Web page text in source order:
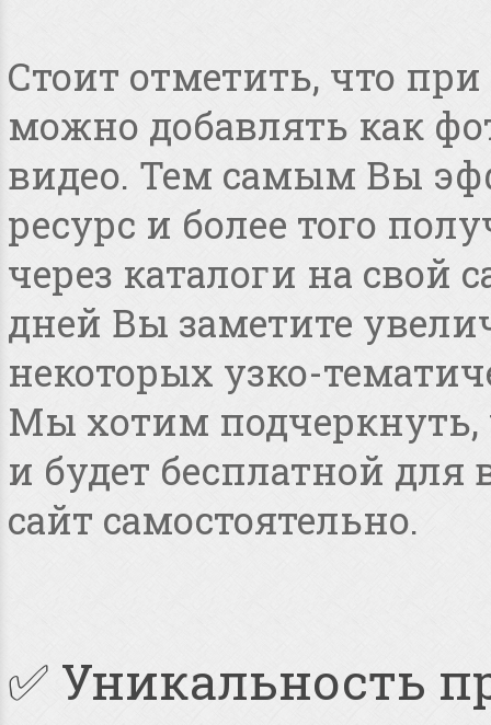
Стоит отметить, что
можно добавлять как
видео. Тем самым Вы
ресурс и более того
через каталоги на свой
дней Вы заметите
некоторых узко-
Мы хотим подчеркнуть,
и будет бесплатной
сайт самостоятельно.
✅ Уникальность